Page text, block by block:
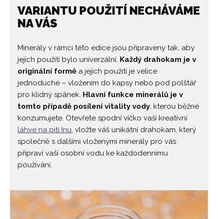
VARIANTU POUŽITÍ NECHÁVÁME
NA VÁS
Minerály v rámci této edice jsou připraveny tak, aby
jejich použití bylo univerzální. Každý drahokam je v
originální formě a jejich použití je velice
jednoduché – vložením do kapsy nebo pod polštář
pro klidný spánek. Hlavní funkce minerálů je v
tomto případě posílení vitality vody, kterou běžné
konzumujete. Otevřete spodní víčko vaší kreativní
láhve na pití Inu, vložte váš unikátní drahokam, který
společně s dalšími vloženými minerály pro vás
připraví vaší osobní vodu ke každodennímu
používání.